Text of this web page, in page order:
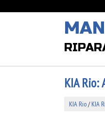
KIA
KIA Rio/KIA